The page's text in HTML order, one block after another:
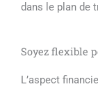
dans le plan de
Soyez flexible
L’aspect